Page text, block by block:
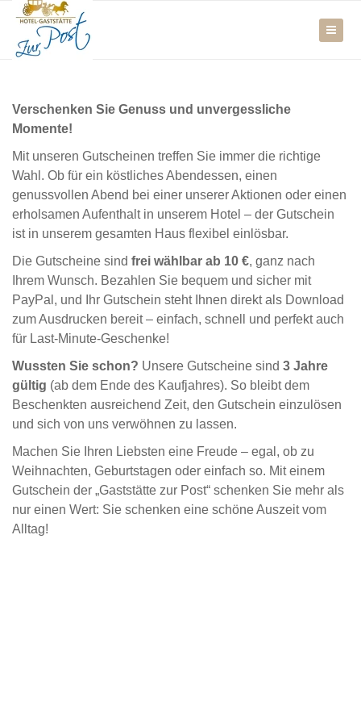
Verschenken Sie Genuss und unvergessliche
Momente!
Mit unseren Gutscheinen treffen Sie immer die richtige
Wahl. Ob für ein köstliches Abendessen, einen
genussvollen Abend bei einer unserer Aktionen oder einen
erholsamen Aufenthalt in unserem Hotel – der Gutschein
ist in unserem gesamten Haus flexibel einlösbar.
Die Gutscheine sind frei wählbar ab 10 €, ganz nach
Ihrem Wunsch. Bezahlen Sie bequem und sicher mit
PayPal, und Ihr Gutschein steht Ihnen direkt als Download
zum Ausdrucken bereit – einfach, schnell und perfekt auch
für Last-Minute-Geschenke!
Wussten Sie schon? Unsere Gutscheine sind 3 Jahre
gültig (ab dem Ende des Kaufjahres). So bleibt dem
Beschenkten ausreichend Zeit, den Gutschein einzulösen
und sich von uns verwöhnen zu lassen.
Machen Sie Ihren Liebsten eine Freude – egal, ob zu
Weihnachten, Geburtstagen oder einfach so. Mit einem
Gutschein der „Gaststätte zur Post“ schenken Sie mehr als
nur einen Wert: Sie schenken eine schöne Auszeit vom
Alltag!